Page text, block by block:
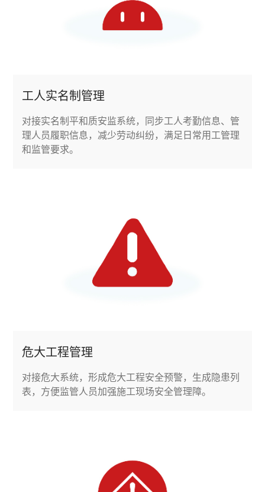
工人实名制管理
对接实名制平和质安监系统，同步工人考勤信息、管
理人员履职信息，减少劳动纠纷，满足日常用工管理
和监管要求。
危大工程管理
对接危大系统，形成危大工程安全预警，生成隐患列
表，方便监管人员加强施工现场安全管理障。